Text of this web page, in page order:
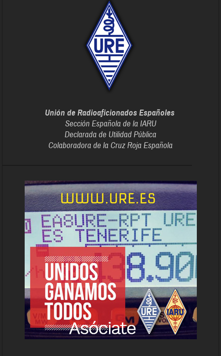
Unión de Radioaficionados Españoles
Sección Española de la IARU
Declarada de Utilidad Pública
Colaboradora de la Cruz Roja Española